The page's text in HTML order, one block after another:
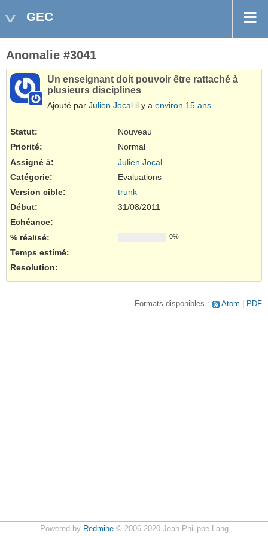
GEC
Anomalie #3041
Un enseignant doit pouvoir être rattaché à
plusieurs disciplines
Ajouté par Julien Jocal il y a environ 15 ans.
Statut:
Nouveau
Priorité:
Normal
Assigné à:
Julien Jocal
Catégorie:
Evaluations
Version cible:
trunk
Début:
31/08/2011
Echéance:
% réalisé:
0%
Temps estimé:
Resolution:
Formats disponibles : Atom PDF
Powered by Redmine© 2006-2020 Jean-Philippe Lang